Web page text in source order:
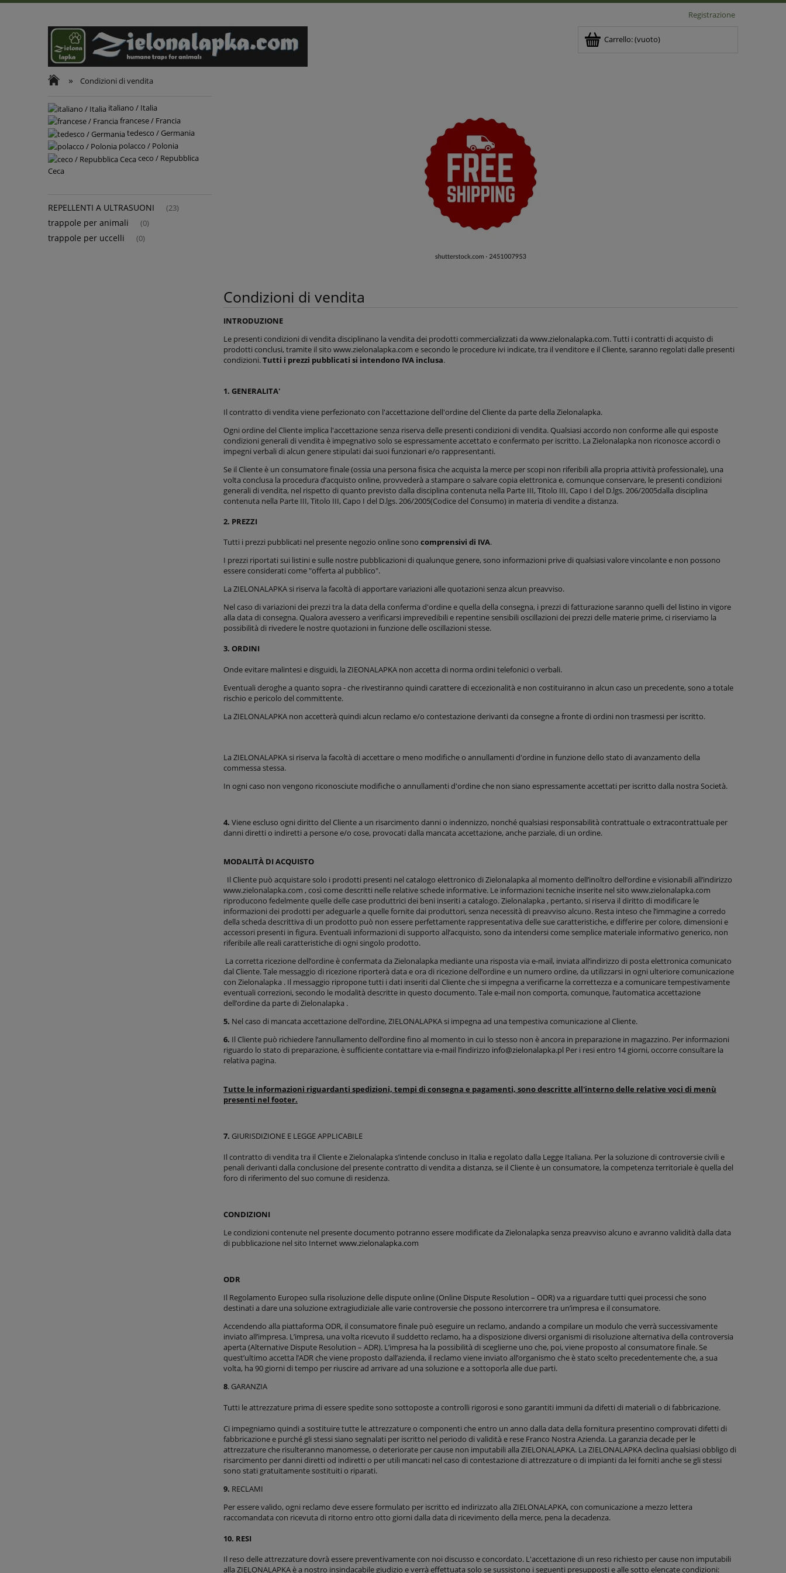
Registrazione
Carrello:(vuoto)
» Condizioni di vendita
italiano / Italia
francese / Francia
tedesco / Germania
polacco / Polonia
ceco / Repubblica
Ceca
REPELLENTI A ULTRASUONI (23)
trappole per animali (0)
trappole per uccelli (0)
Condizioni di vendita
INTRODUZIONE
Le presenti condizioni di vendita disciplinano la vendita dei prodotti commercializzati da www.zielonalapka.com. Tutti i contratti di acquisto di
prodotti conclusi, tramite il sito www.zielonalapka.com e secondo le procedure ivi indicate, tra il venditore e il Cliente, saranno regolati dalle presenti
condizioni.Tutti i prezzi pubblicati si intendono IVA inclusa.
1. GENERALITA'
Il contratto di vendita viene perfezionato con l'accettazione dell'ordine del Cliente da parte della Zielonalapka.
Ogni ordine del Cliente implica l'accettazione senza riserva delle presenti condizioni di vendita. Qualsiasi accordo non conforme alle qui esposte
condizioni generali di vendita è impegnativo solo se espressamente accettato e confermato per iscritto. La Zielonalapka non riconosce accordi o
impegni verbali di alcun genere stipulati dai suoi funzionari e/o rappresentanti.
Se il Cliente è un consumatore finale (ossia una persona fisica che acquista la merce per scopi non riferibili alla propria attività professionale), una
volta conclusa la procedura d’acquisto online, provvederà a stampare o salvare copia elettronica e, comunque conservare, le presenti condizioni
generali di vendita, nel rispetto di quanto previsto dalla disciplina contenuta nella Parte III, Titolo III, Capo I del D.lgs. 206/2005dalla disciplina
contenuta nella Parte III, Titolo III, Capo I del D.lgs. 206/2005(Codice del Consumo) in materia di vendite a distanza.
2. PREZZI
Tutti i prezzi pubblicati nel presente negozio online sono comprensivi di IVA.
I prezzi riportati sui listini e sulle nostre pubblicazioni di qualunque genere, sono informazioni prive di qualsiasi valore vincolante e non possono
essere considerati come "offerta al pubblico".
La ZIELONALAPKA si riserva la facoltà di apportare variazioni alle quotazioni senza alcun preavviso.
Nel caso di variazioni dei prezzi tra la data della conferma d'ordine e quella della consegna, i prezzi di fatturazione saranno quelli del listino in vigore
alla data di consegna. Qualora avessero a verificarsi imprevedibili e repentine sensibili oscillazioni dei prezzi delle materie prime, ci riserviamo la
possibilità di rivedere le nostre quotazioni in funzione delle oscillazioni stesse.
3. ORDINI
Onde evitare malintesi e disguidi, la ZIEONALAPKA non accetta di norma ordini telefonici o verbali.
Eventuali deroghe a quanto sopra - che rivestiranno quindi carattere di eccezionalità e non costituiranno in alcun caso un precedente, sono a totale
rischio e pericolo del committente.
La ZIELONALAPKA non accetterà quindi alcun reclamo e/o contestazione derivanti da consegne a fronte di ordini non trasmessi per iscritto.
La ZIELONALAPKA si riserva la facoltà di accettare o meno modifiche o annullamenti d'ordine in funzione dello stato di avanzamento della
commessa stessa.
In ogni caso non vengono riconosciute modifiche o annullamenti d'ordine che non siano espressamente accettati per iscritto dalla nostra Società.
4. Viene escluso ogni diritto del Cliente a un risarcimento danni o indennizzo, nonché qualsiasi responsabilità contrattuale o extracontrattuale per
danni diretti o indiretti a persone e/o cose, provocati dalla mancata accettazione, anche parziale, di un ordine.
MODALITÀ DI ACQUISTO
Il Cliente può acquistare solo i prodotti presenti nel catalogo elettronico di Zielonalapka al momento dell’inoltro dell’ordine e visionabili all’indirizzo
www.zielonalapka.com , così come descritti nelle relative schede informative. Le informazioni tecniche inserite nel sito www.zielonalapka.com
riproducono fedelmente quelle delle case produttrici dei beni inseriti a catalogo. Zielonalapka , pertanto, si riserva il diritto di modificare le
informazioni dei prodotti per adeguarle a quelle fornite dai produttori, senza necessità di preavviso alcuno. Resta inteso che l’immagine a corredo
della scheda descrittiva di un prodotto può non essere perfettamente rappresentativa delle sue caratteristiche, e differire per colore, dimensioni e
accessori presenti in figura. Eventuali informazioni di supporto all’acquisto, sono da intendersi come semplice materiale informativo generico, non
riferibile alle reali caratteristiche di ogni singolo prodotto.
La corretta ricezione dell’ordine è confermata da Zielonalapka mediante una risposta via e-mail, inviata all’indirizzo di posta elettronica comunicato
dal Cliente. Tale messaggio di ricezione riporterà data e ora di ricezione dell’ordine e un numero ordine, da utilizzarsi in ogni ulteriore comunicazione
con Zielonalapka . Il messaggio ripropone tutti i dati inseriti dal Cliente che si impegna a verificarne la correttezza e a comunicare tempestivamente
eventuali correzioni, secondo le modalità descritte in questo documento. Tale e-mail non comporta, comunque, l’automatica accettazione
dell’ordine da parte di Zielonalapka .
5. Nel caso di mancata accettazione dell’ordine, ZIELONALAPKA si impegna ad una tempestiva comunicazione al Cliente.
6. Il Cliente può richiedere l’annullamento dell’ordine fino al momento in cui lo stesso non è ancora in preparazione in magazzino. Per informazioni
riguardo lo stato di preparazione, è sufficiente contattare via e-mail l’indirizzo info@zielonalapka.pl Per i resi entro 14 giorni, occorre consultare la
relativa pagina.
Tutte le informazioni riguardanti spedizioni, tempi di consegna e pagamenti, sono descritte all'interno delle relative voci di menù
presenti nel footer.
7. GIURISDIZIONE E LEGGE APPLICABILE
Il contratto di vendita tra il Cliente e Zielonalapka s’intende concluso in Italia e regolato dalla Legge Italiana. Per la soluzione di controversie civili e
penali derivanti dalla conclusione del presente contratto di vendita a distanza, se il Cliente è un consumatore, la competenza territoriale è quella del
foro di riferimento del suo comune di residenza.
CONDIZIONI
Le condizioni contenute nel presente documento potranno essere modificate da Zielonalapka senza preavviso alcuno e avranno validità dalla data
di pubblicazione nel sito Internetwww.zielonalapka.com
ODR
Il Regolamento Europeo sulla risoluzione delle dispute online (Online Dispute Resolution – ODR) va a riguardare tutti quei processi che sono
destinati a dare una soluzione extragiudiziale alle varie controversie che possono intercorrere tra un’impresa e il consumatore.
Accendendo alla piattaforma ODR, il consumatore finale può eseguire un reclamo, andando a compilare un modulo che verrà successivamente
inviato all’impresa. L’impresa, una volta ricevuto il suddetto reclamo, ha a disposizione diversi organismi di risoluzione alternativa della controversia
aperta (Alternative Dispute Resolution – ADR). L’impresa ha la possibilità di sceglierne uno che, poi, viene proposto al consumatore finale. Se
quest’ultimo accetta l’ADR che viene proposto dall’azienda, il reclamo viene inviato all’organismo che è stato scelto precedentemente che, a sua
volta, ha 90 giorni di tempo per riuscire ad arrivare ad una soluzione e a sottoporla alle due parti.
8. GARANZIA
Tutti le attrezzature prima di essere spedite sono sottoposte a controlli rigorosi e sono garantiti immuni da difetti di materiali o di fabbricazione.
Ci impegniamo quindi a sostituire tutte le attrezzature o componenti che entro un anno dalla data della fornitura presentino comprovati difetti di
fabbricazione e purché gli stessi siano segnalati per iscritto nel periodo di validità e rese Franco Nostra Azienda. La garanzia decade per le
attrezzature che risulteranno manomesse, o deteriorate per cause non imputabili alla ZIELONALAPKA. La ZIELONALAPKA declina qualsiasi obbligo di
risarcimento per danni diretti od indiretti o per utili mancati nel caso di contestazione di attrezzature o di impianti da lei forniti anche se gli stessi
sono stati gratuitamente sostituiti o riparati.
9. RECLAMI
Per essere valido, ogni reclamo deve essere formulato per iscritto ed indirizzato alla ZIELONALAPKA, con comunicazione a mezzo lettera
raccomandata con ricevuta di ritorno entro otto giorni dalla data di ricevimento della merce, pena la decadenza.
10. RESI
Il reso delle attrezzature dovrà essere preventivamente con noi discusso e concordato. L'accettazione di un reso richiesto per cause non imputabili
alla ZIELONALAPKA è a nostro insindacabile giudizio e verrà effettuata solo se sussistono i seguenti presupposti e alle sotto elencate condizioni: